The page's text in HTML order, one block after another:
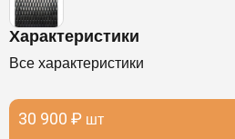
Характеристики
Все характеристики
30 900 ₽ шт